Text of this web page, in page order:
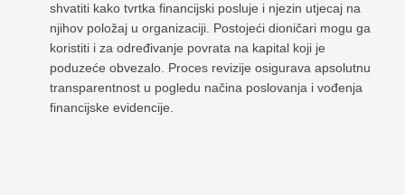
shvatiti kako tvrtka financijski posluje i njezin utjecaj na
njihov položaj u organizaciji. Postojeći dioničari mogu ga
koristiti i za određivanje povrata na kapital koji je
poduzeće obvezalo. Proces revizije osigurava apsolutnu
transparentnost u pogledu načina poslovanja i vođenja
financijske evidencije.